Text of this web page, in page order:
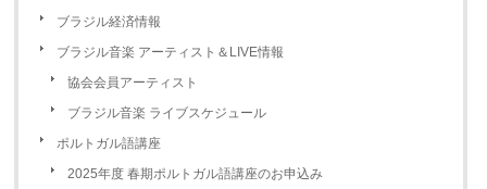
ブラジル経済情報
ブラジル音楽 アーティスト＆LIVE情報
協会会員アーティスト
ブラジル音楽 ライブスケジュール
ポルトガル語講座
2025年度 春期ポルトガル語講座のお申込み